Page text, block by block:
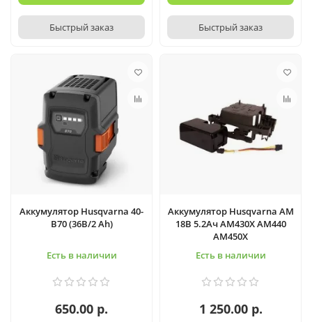
Быстрый заказ Быстрый заказ
Аккумулятор Husqvarna 40-
B70 (36В/2 Ah)
Есть в наличии
650.00 р.
Аккумулятор Husqvarna AM
18В 5.2Ач AM430X AM440
AM450X
Есть в наличии
1 250.00 р.